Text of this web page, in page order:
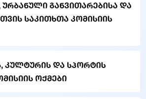
ურბანული განვითარებისა და
საკითხთა კომისიის
კულტურის და სპორტის
ოქმები